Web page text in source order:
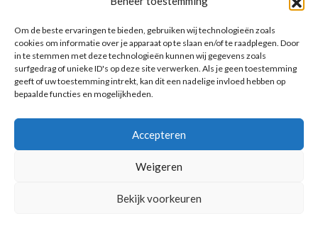
Om de beste ervaringen te bieden, gebruiken wij technologieën zoals
cookies om informatie over je apparaat op te slaan en/of te raadplegen. Door
in te stemmen met deze technologieën kunnen wij gegevens zoals
surfgedrag of unieke ID's op deze site verwerken. Als je geen toestemming
geeft of uw toestemming intrekt, kan dit een nadelige invloed hebben op
bepaalde functies en mogelijkheden.
Accepteren
Weigeren
Bekijk voorkeuren
Anders Reizen is een initiatief van: